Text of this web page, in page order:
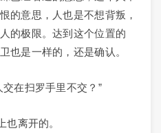
的意思，人也是不想背叛，
的极限。达到这个位置的
也是一样的，还是确认。
在扫罗手里不交？”
也离开的。